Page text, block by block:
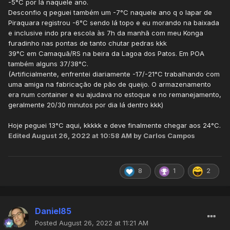
-5°C por lá naquele ano.
Desconfio q peguei também um -7°C naquele ano q o Iapar de
Piraquara registrou -6°C sendo lá topo e eu morando na baixada
e inclusive indo pra escola às 7h da manhã com meu Konga
furadinho nas pontas de tanto chutar pedras kkk
39°C em Camaquã/RS na beira da Lagoa dos Patos. Em POA
também alguns 37/38°C.
(Artificialmente, enfrentei diariamente -17/-21°C trabalhando com
uma amiga na fabricação de pão de queijo. O armazenamento
era num container e eu ajudava no estoque e no remanejamento,
geralmente 20/30 minutos por dia lá dentro kkk)
Hoje peguei 13°C aqui, kkkkk e deve finalmente chegar aos 24°C.
Edited August 26, 2022 at 10:58 AM by Carlos Campos
8 1 2
Daniel85
Posted August 26, 2022 at 11:21 AM